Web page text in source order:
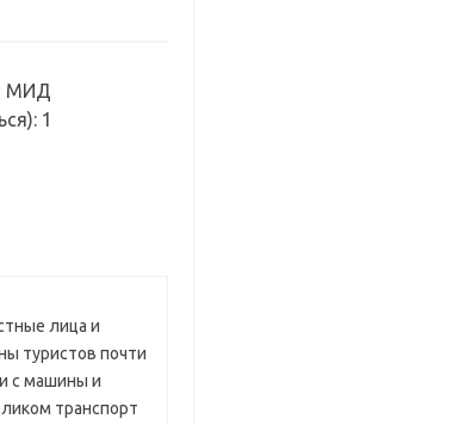
МИД
: 1
лица и
туристов почти
с машины и
транспорт